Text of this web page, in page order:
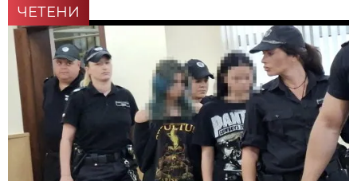
ЧЕТЕНИ